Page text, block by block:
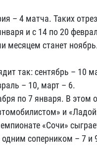
– 4 матча. Таких
и с 14 по 20
станет
так: сентябрь – 10
– 10, март – 6.
по 7 января. В этом
и
«Сочи»
соперником – 7